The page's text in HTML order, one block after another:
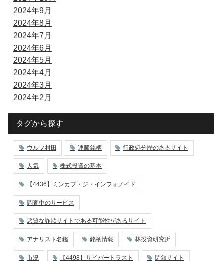
2024年9月
2024年8月
2024年7月
2024年6月
2024年5月
2024年4月
2024年3月
2024年2月
タグから探す
ウルフ村田 連騰銘柄 行政処分歴のあるサイト
人気 株式投資の基本
【4436】ミンカブ・ジ・インフォノイド
調査中のサービス
悪質な詐欺サイトである可能性があるサイト
アナリスト名鑑 銘柄情報 林投資研究所
市況 【4498】サイバートラスト 閉鎖サイト